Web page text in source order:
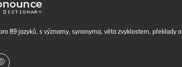
89 jazyků, s významy, synonyma, věta zvyklostem, překlady a